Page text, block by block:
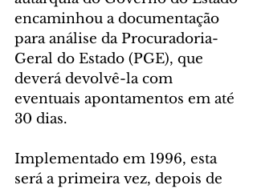
encaminhou a documentação
para análise da Procuradoria-
Geral do Estado (PGE), que
deverá devolvê-la com
eventuais apontamentos em até
30 dias.
Implementado em 1996, esta
será a primeira vez, depois de